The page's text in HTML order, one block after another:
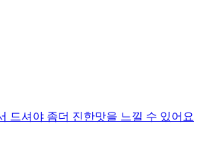
드셔야 좀더 진한맛을 느낄 수 있어요